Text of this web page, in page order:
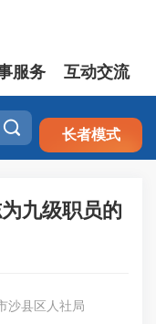
注册 登录
服务 互动交流
 长者模式
九级职员的
沙县区人社局